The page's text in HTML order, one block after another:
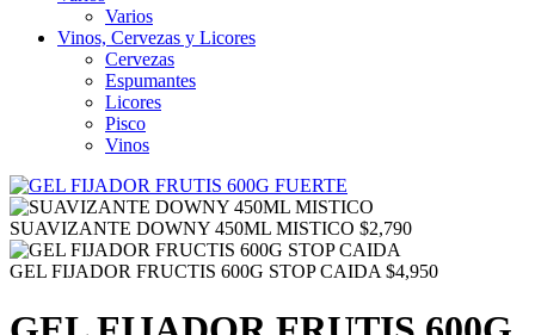
Varios
Vinos, Cervezas y Licores
Cervezas
Espumantes
Licores
Pisco
Vinos
SUAVIZANTE DOWNY 450ML MISTICO $2,790
GEL FIJADOR FRUCTIS 600G STOP CAIDA $4,950